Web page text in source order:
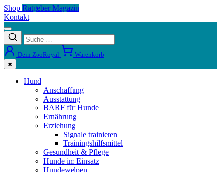
Shop Ratgeber Magazin
Kontakt
Dein ZooRoyal Warenkorb
✖
Hund
Anschaffung
Ausstattung
BARF für Hunde
Ernährung
Erziehung
Signale trainieren
Trainingshilfsmittel
Gesundheit & Pflege
Hunde im Einsatz
Hundewelpen